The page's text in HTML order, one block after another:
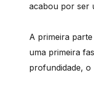
acabou por ser
A primeira
uma primeira
profundidade,